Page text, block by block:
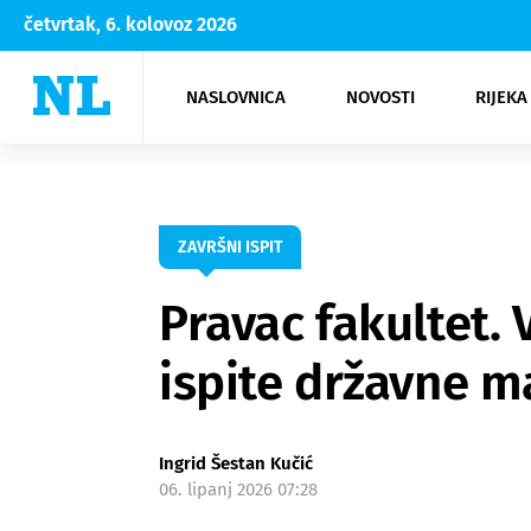
četvrtak, 6. kolovoz 2026
NASLOVNICA NOVOSTI
Rijeka Opatija
NK
Moda
Kultura
ZAVRŠNI ISPIT
Pravac fakultet.
ispite državne
Ingrid Šestan Kučić
06. lipanj 2026 07:28